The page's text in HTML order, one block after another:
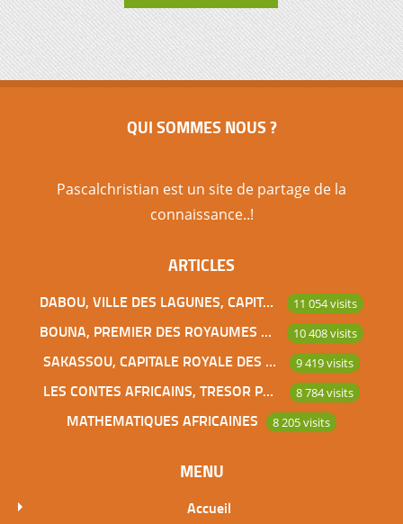
QUI SOMMES NOUS ?
Pascalchristian est un site de partage de la
connaissance..!
ARTICLES
DABOU, VILLE DES LAGUNES, CAPITALE DES ADJOUKROU 11 054 visits
BOUNA, PREMIER DES ROYAUMES DE CÔTE D’IVOIRE 10 408 visits
SAKASSOU, CAPITALE ROYALE DES BAOULES 9 419 visits
LES CONTES AFRICAINS, TRESOR POUR L’HUMANITE 8 784 visits
MATHEMATIQUES AFRICAINES 8 205 visits
MENU
Accueil